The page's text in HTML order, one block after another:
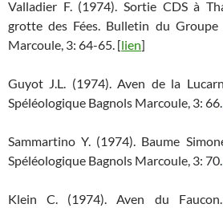
Valladier F. (1974). Sortie CDS à
grotte des Fées. Bulletin du Groupe
Marcoule, 3: 64-65. [lien]
Guyot J.L. (1974). Aven de la
Spéléologique Bagnols Marcoule, 3:
Sammartino Y. (1974). Baume
Spéléologique Bagnols Marcoule, 3:
Klein C. (1974). Aven du